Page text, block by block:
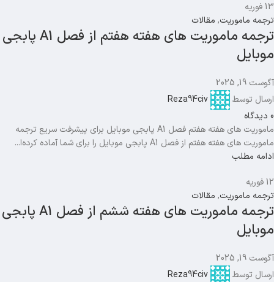
13فوریه
ترجمه ماموریت, مقالات
ترجمه ماموریت های هفته هفتم از فصل A1 پابجی
موبایل
آگوست 19, 2025
ارسال توسط
Reza94civ
0 دیدگاه
ماموریت های هفته هفتم فصل A1 پابجی موبایل برای پیشرفت سریع ترجمه
ماموریت های هفته هفتم از فصل A1 پابجی موبایل را برای شما آماده کرده‌ا...
ادامه مطلب
12فوریه
ترجمه ماموریت, مقالات
ترجمه ماموریت های هفته ششم از فصل A1 پابجی
موبایل
آگوست 19, 2025
ارسال توسط
Reza94civ